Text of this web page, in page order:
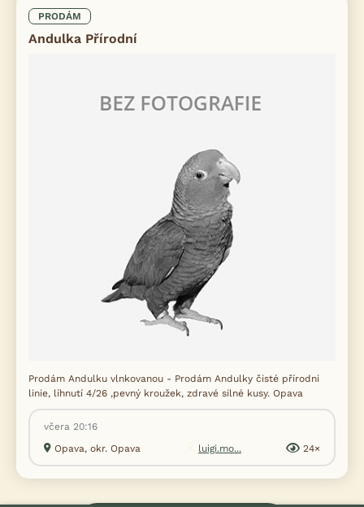
PRODÁM
Andulka Přírodní
Prodám Andulku vlnkovanou - Prodám Andulky čisté přírodni
linie, líhnutí 4/26 ,pevný kroužek, zdravé silné kusy. Opava
včera 20:16
Opava, okr. Opava
luigi.mo... 24×